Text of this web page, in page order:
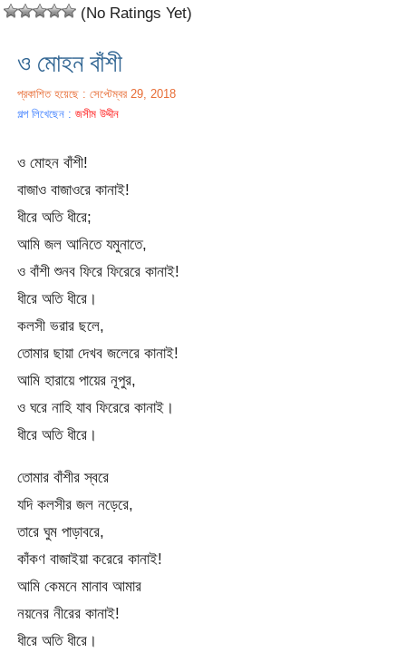
(No Ratings Yet)
ও মোহন বাঁশী
প্রকাশিত হয়েছে : সেপ্টেম্বর 29, 2018
গল্প লিখেছেন :জসীম উদ্দীন
ও মোহন বাঁশী!
বাজাও বাজাওরে কানাই!
ধীরে অতি ধীরে;
আমি জল আনিতে যমুনাতে,
ও বাঁশী শুনব ফিরে ফিরেরে কানাই!
ধীরে অতি ধীরে।
কলসী ভরার ছলে,
তোমার ছায়া দেখব জলেরে কানাই!
আমি হারায়ে পায়ের নূপুর,
ও ঘরে নাহি যাব ফিরেরে কানাই।
ধীরে অতি ধীরে।
তোমার বাঁশীর স্বরে
যদি কলসীর জল নড়েরে,
তারে ঘুম পাড়াবরে,
কাঁকণ বাজাইয়া করেরে কানাই!
আমি কেমনে মানাব আমার
নয়নের নীরের কানাই!
ধীরে অতি ধীরে।